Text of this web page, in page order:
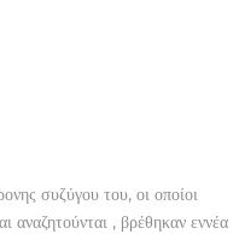
συζύγου του, οι οποίοι
αναζητούνται , βρέθηκαν εννέα